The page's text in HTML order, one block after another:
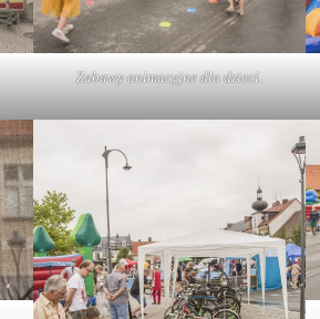
Zabawy animacyjne dla dzieci.